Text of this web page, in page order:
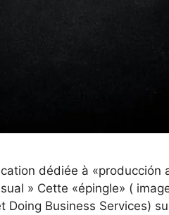
dédiée à «producción
» Cette «épingle» (
Business Services)